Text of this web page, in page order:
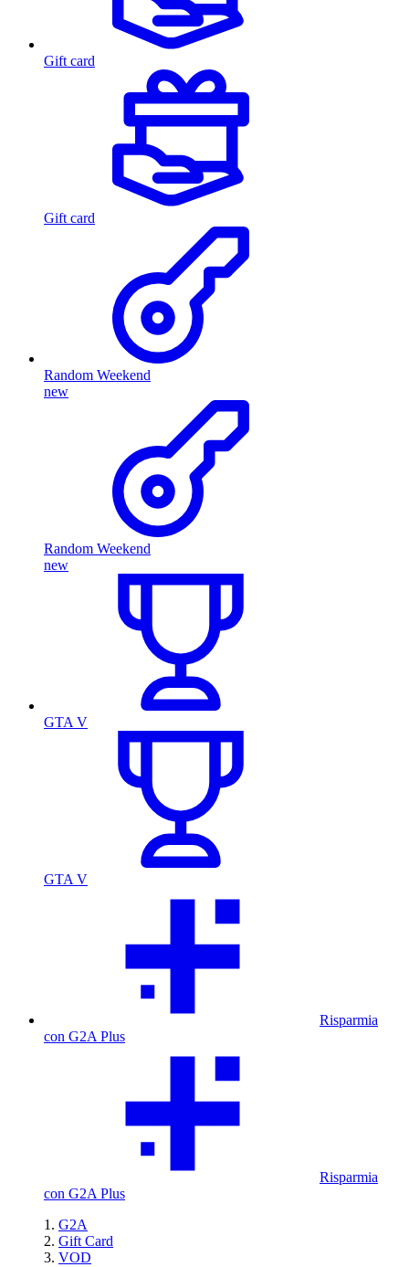
Gift card
Gift card
Random Weekend
new
Random Weekend
new
GTA V
GTA V
Risparmia
con G2A Plus
Risparmia
con G2A Plus
G2A
Gift Card
VOD